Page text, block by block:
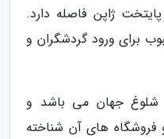
ژاپن فاصله دارد.
برای ورود گردشگران و
شلوغ جهان می باشد و
فروشگاه های آن شناخته